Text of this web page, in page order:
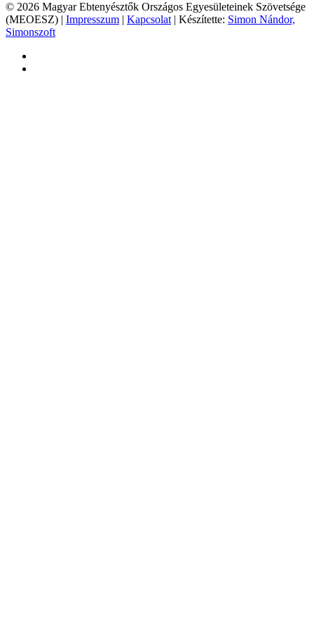
© 2026 Magyar Ebtenyésztők Országos Egyesületeinek Szövetsége
(MEOESZ) | Impresszum | Kapcsolat | Készítette: Simon Nándor,
Simonszoft